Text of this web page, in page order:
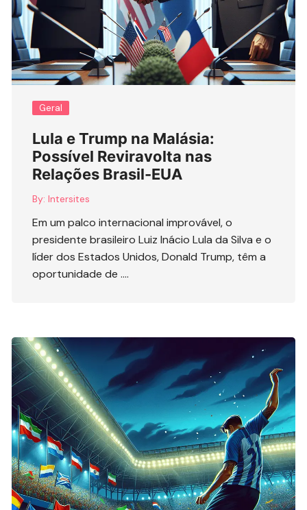
Geral
Lula e Trump na Malásia:
Possível Reviravolta nas
Relações Brasil-EUA
By: Intersites
Em um palco internacional improvável, o
presidente brasileiro Luiz Inácio Lula da Silva e o
líder dos Estados Unidos, Donald Trump, têm a
oportunidade de ….